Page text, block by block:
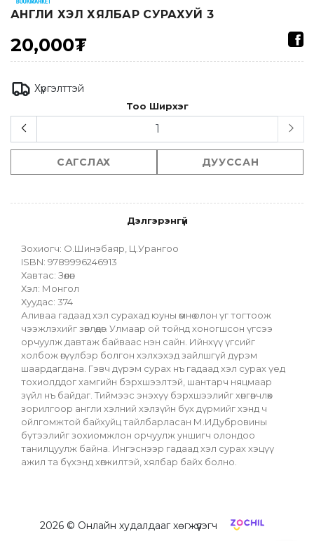
АНГЛИ ХЭЛ ХЯЛБАР СУРАХУЙ 3
20,000₮
Хүргэлттэй
Тоо Ширхэг
САГСЛАХ ДУУССАН
Дэлгэрэнгүй
Зохиогч: О.Шинэбаяр, Ц.Урангоо
ISBN: 9789996246913
Хавтас: Зөөлөн
Хэл: Монгол
Хуудас: 374
Аливаа гадаад хэл сурахад юуны өмнө олон үг тогтоож
чээжлэхийг зөвлөдөг. Улмаар ой тойнд хоногшсон үгсээ
орчуулж давтаж байваас нэн сайн. Ийнхүү үгсийг
холбож өгүүлбэр болгон хэлхэхэд зайлшгүй дүрэм
шаардагдана. Гэвч дүрэм сурах нъ гадаад хэл сурах үед
тохиолддог хамгийн бэрхшээлтэй, шантарч няцмаар
зүйл нъ байдаг. Тиймээс энэхүү бэрхшээлийг хөнгөвчлөх
зорилгоор англи хэлний хэлзүйн бүх дүрмийг хэнд ч
ойлгомжтой байхуйц тайлбарласан М.ИДубровины
бүтээлийг зохиомжлон орчуулж уншигч олондоо
танилцуулж байна. Ингэснээр гадаад хэл сурах хэцүү
ажил та бүхэнд хөгжилтэй, хялбар байх болно.
2026© Онлайн худалдааг хөгжүүлэгч